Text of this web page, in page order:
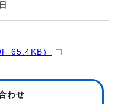
65.4KB）
わせ